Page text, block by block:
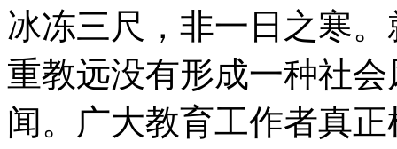
冰冻三尺，非一日之寒
重教远没有形成一种社
闻。广大教育工作者真